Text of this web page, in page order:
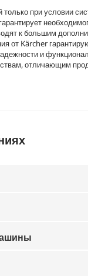
при условии
к большим
от Kärcher
и
отличающим